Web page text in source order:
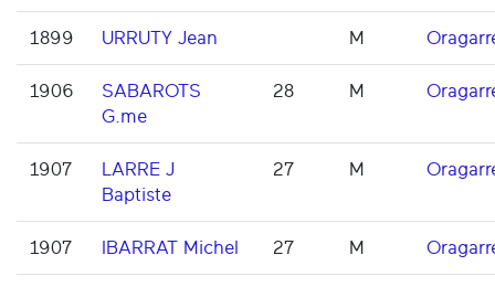
1899 URRUTY Jean M
1906
SABAROTS
G.me
28 M
1907
LARRE J
Baptiste
27 M
1907 IBARRAT Michel 27 M